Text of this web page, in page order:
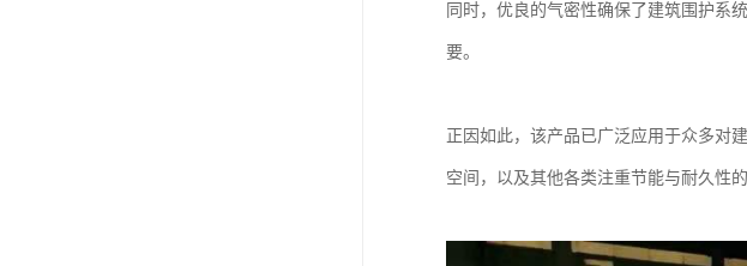
同时，优良的气密性确保了建筑围护系
要。
正因如此，该产品已广泛应用于众多对
空间，以及其他各类注重节能与耐久性